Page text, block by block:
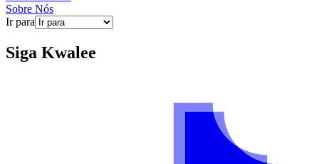
Sobre Nós
Ir para
Siga Kwalee